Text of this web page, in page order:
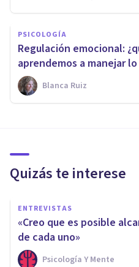
PSICOLOGÍA
Regulación emocional:
aprendemos a manejar
Blanca Ruiz
Quizás te interese
ENTREVISTAS
«Creo que es posible
de cada uno»
Psicología Y Mente